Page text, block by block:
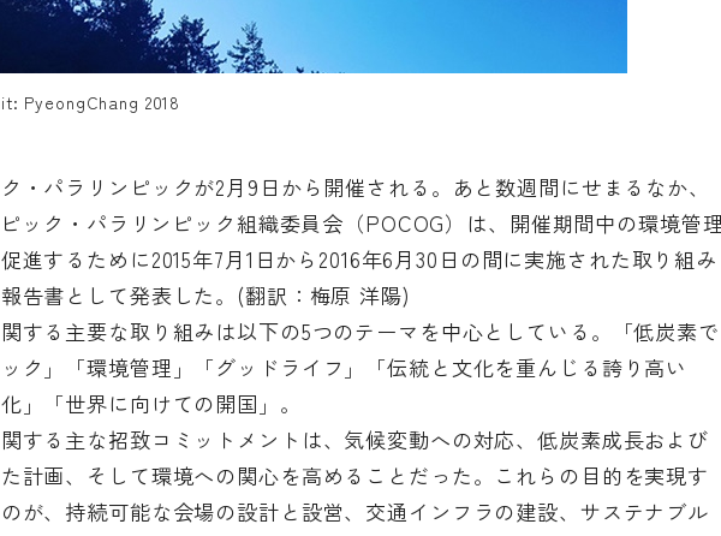
PyeongChang 2018
・パラリンピックが2月9日から開催される。あと数週間にせまるなか、
ック・パラリンピック組織委員会（POCOG）は、開催期間中の環境管
進するために2015年7月1日から2016年6月30日の間に実施された取り組み
告書として発表した。(翻訳：梅原 洋陽)
する主要な取り組みは以下の5つのテーマを中心としている。「低炭素で
ク」「環境管理」「グッドライフ」「伝統と文化を重んじる誇り高い
」「世界に向けての開国」。
する主な招致コミットメントは、気候変動への対応、低炭素成長および
計画、そして環境への関心を高めることだった。これらの目的を実現す
が、持続可能な会場の設計と設営、交通インフラの建設、サステナブル